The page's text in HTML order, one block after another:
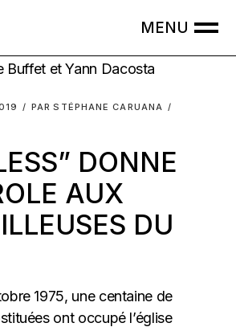
PAR STÉPHANE CARUANA
DONNE
AUX
DU
1975, une centaine de
ont occupé l’église